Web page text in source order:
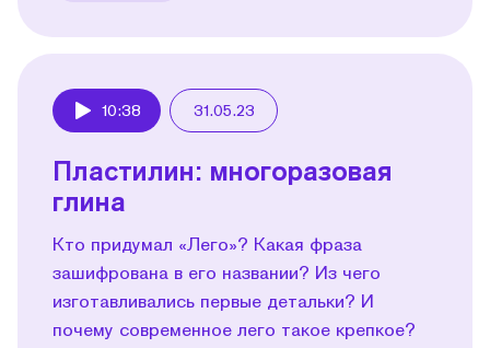
10:38 31.05.23
Пластилин: многоразовая
глина
Кто придумал «Лего»? Какая фраза
зашифрована в его названии? Из чего
изготавливались первые детальки? И
почему современное лего такое крепкое?